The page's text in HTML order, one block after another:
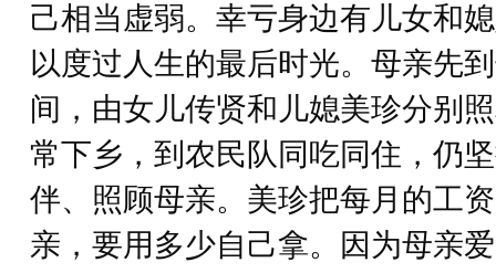
己相当虚弱。幸亏身边有儿女和
以度过人生的最后时光。母亲先
间，由女儿传贤和儿媳美珍分别
常下乡，到农民队同吃同住，仍
伴、照顾母亲。美珍把每月的工
亲，要用多少自己拿。因为母亲